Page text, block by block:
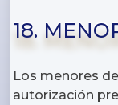
18.
Los menores
autorización